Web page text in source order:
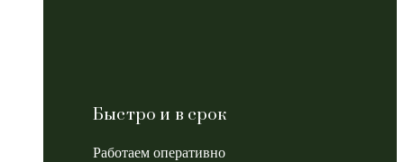
Быстро и в срок
Работаем оперативно